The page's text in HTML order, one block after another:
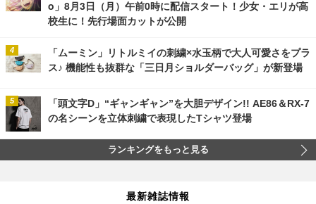
o」8月3日（月）午前0時に配信スタート！少女・エリが高
校生に！先行場面カットが公開
「ムーミン」リトルミイの刺繍×水玉柄で大人可愛さをプラ
ス♪ 機能性も抜群な「三日月ショルダーバッグ」が新登場
「頭文字D」“ギャンギャン”を大胆デザイン!! AE86＆RX-7
の名シーンを立体刺繍で表現したTシャツ登場
ランキングをもっと見る
最新雑誌情報